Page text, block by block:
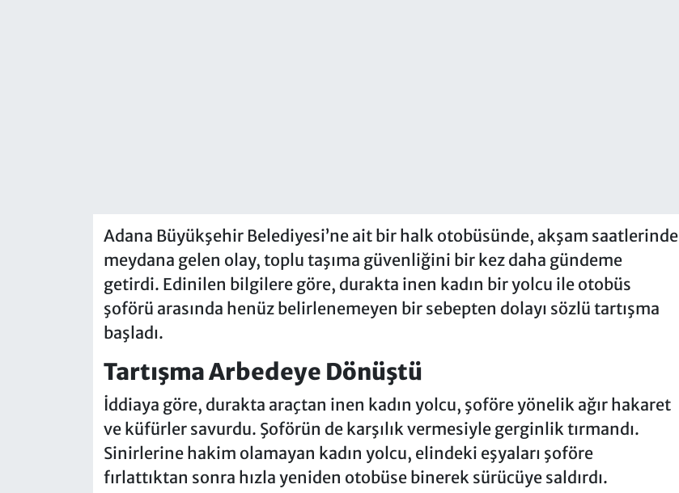
Adana Büyükşehir Belediyesi’ne ait bir halk otobüsünde, akşam saatlerinde
meydana gelen olay, toplu taşıma güvenliğini bir kez daha gündeme
getirdi. Edinilen bilgilere göre, durakta inen kadın bir yolcu ile otobüs
şoförü arasında henüz belirlenemeyen bir sebepten dolayı sözlü tartışma
başladı.
Tartışma Arbedeye Dönüştü
İddiaya göre, durakta araçtan inen kadın yolcu, şoföre yönelik ağır hakaret
ve küfürler savurdu. Şoförün de karşılık vermesiyle gerginlik tırmandı.
Sinirlerine hakim olamayan kadın yolcu, elindeki eşyaları şoföre
fırlattıktan sonra hızla yeniden otobüse binerek sürücüye saldırdı.